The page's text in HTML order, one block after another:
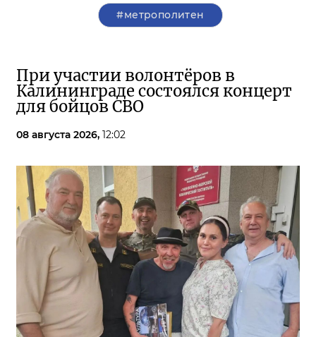
#метрополитен
При участии волонтёров в
Калининграде состоялся концерт
для бойцов СВО
08 августа 2026, 12:02